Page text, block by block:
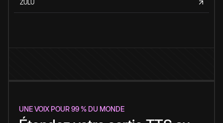
ZULU
UNE VOIX POUR 99 % DU MONDE